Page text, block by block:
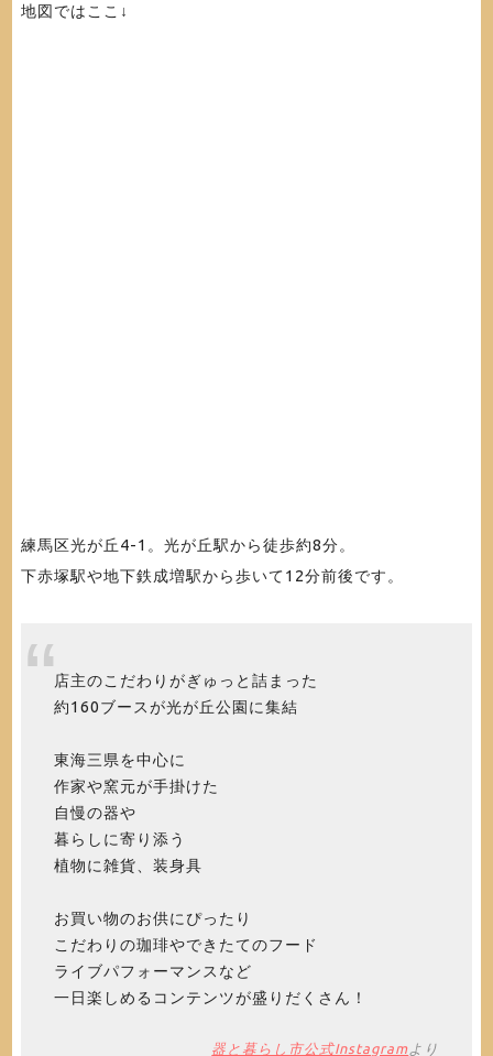
地図ではここ↓
練馬区光が丘4-1。光が丘駅から徒歩約8分。
下赤塚駅や地下鉄成増駅から歩いて12分前後です。
店主のこだわりがぎゅっと詰まった
約160ブースが光が丘公園に集結
東海三県を中心に
作家や窯元が手掛けた
自慢の器や
暮らしに寄り添う
植物に雑貨、装身具
お買い物のお供にぴったり
こだわりの珈琲やできたてのフード
ライブパフォーマンスなど
一日楽しめるコンテンツが盛りだくさん！
器と暮らし市公式Instagram より